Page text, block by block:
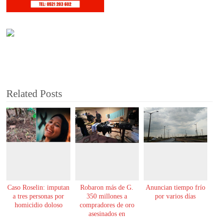
Related Posts
Caso Roselin: imputan
a tres personas por
homicidio doloso
Robaron más de G.
350 millones a
compradores de oro
asesinados en
Anuncian tiempo frío
por varios días